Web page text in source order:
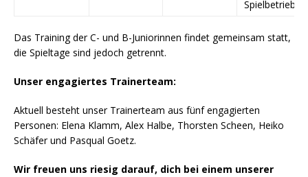
Spielbetrieb)
Das Training der C- und B-Juniorinnen findet gemeinsam statt,
die Spieltage sind jedoch getrennt.
Unser engagiertes Trainerteam:
Aktuell besteht unser Trainerteam aus fünf engagierten
Personen: Elena Klamm, Alex Halbe, Thorsten Scheen, Heiko
Schäfer und Pasqual Goetz.
Wir freuen uns riesig darauf, dich bei einem unserer